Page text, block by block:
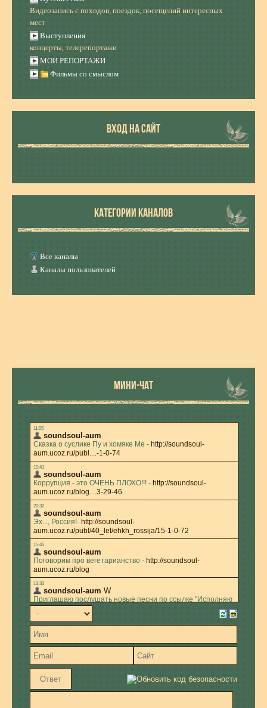
Видеозапись с походов, поездок, посещений интересных
мест
Выступления
концерты, телерепортажи
МОИ РЕПОРТАЖИ
Фильмы со смыслом
ВХОД НА САЙТ
КАТЕГОРИИ КАНАЛОВ
Все каналы
Каналы пользователей
МИНИ-ЧАТ